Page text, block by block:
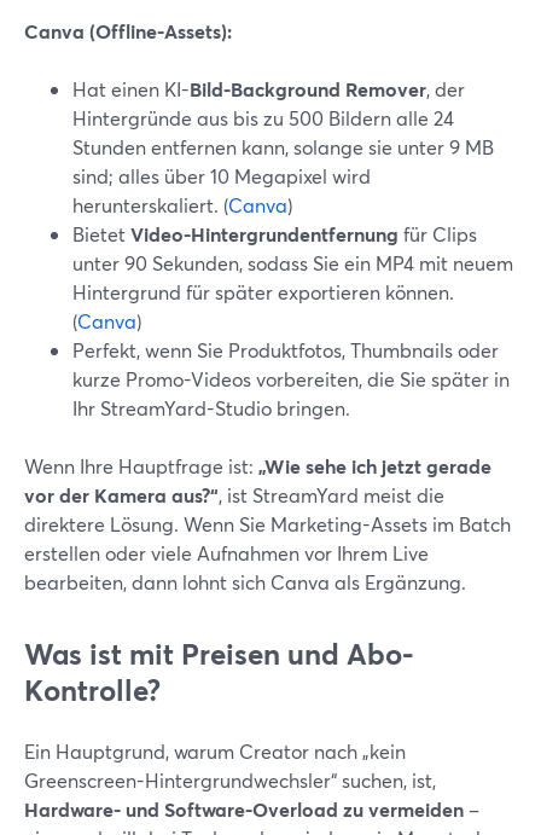
Canva (Offline-Assets):
Hat einen KI-Bild-Background Remover, der
Hintergründe aus bis zu 500 Bildern alle 24
Stunden entfernen kann, solange sie unter 9 MB
sind; alles über 10 Megapixel wird
herunterskaliert. (Canva)
BietetVideo-Hintergrundentfernung für Clips
unter 90 Sekunden, sodass Sie ein MP4 mit neuem
Hintergrund für später exportieren können.
(Canva)
Perfekt, wenn Sie Produktfotos, Thumbnails oder
kurze Promo-Videos vorbereiten, die Sie später in
Ihr StreamYard-Studio bringen.
Wenn Ihre Hauptfrage ist: „Wie sehe ich jetzt gerade
vor der Kamera aus?“, ist StreamYard meist die
direktere Lösung. Wenn Sie Marketing-Assets im Batch
erstellen oder viele Aufnahmen vor Ihrem Live
bearbeiten, dann lohnt sich Canva als Ergänzung.
Was ist mit Preisen und Abo-
Kontrolle?
Ein Hauptgrund, warum Creator nach „kein
Greenscreen-Hintergrundwechsler“ suchen, ist,
Hardware- und Software-Overload zu vermeiden –